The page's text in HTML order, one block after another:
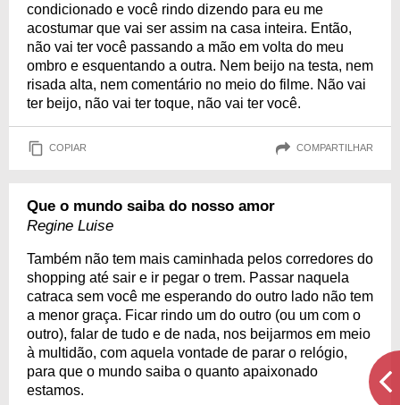
condicionado e você rindo dizendo para eu me
acostumar que vai ser assim na casa inteira. Então,
não vai ter você passando a mão em volta do meu
ombro e esquentando a outra. Nem beijo na testa, nem
risada alta, nem comentário no meio do filme. Não vai
ter beijo, não vai ter toque, não vai ter você.
COPIAR COMPARTILHAR
Que o mundo saiba do nosso amor
Regine Luise
Também não tem mais caminhada pelos corredores do
shopping até sair e ir pegar o trem. Passar naquela
catraca sem você me esperando do outro lado não tem
a menor graça. Ficar rindo um do outro (ou um com o
outro), falar de tudo e de nada, nos beijarmos em meio
à multidão, com aquela vontade de parar o relógio,
para que o mundo saiba o quanto apaixonado
estamos.